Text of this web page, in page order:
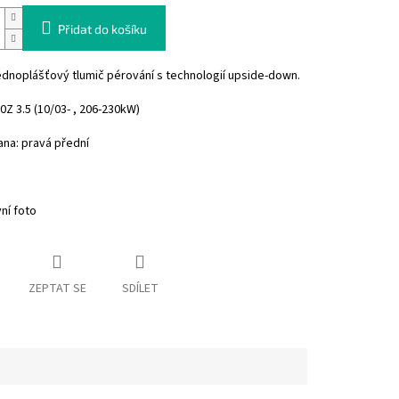
Přidat do košíku
tlumič pérování s technologií upside-down.
3.5 (10/03- , 206-230kW)
pravá přední
foto
ZEPTAT SE SDÍLET